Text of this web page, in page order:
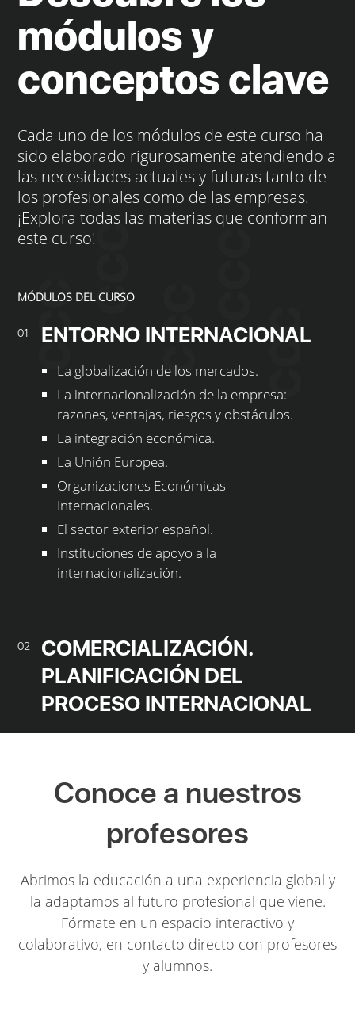
módulos y
conceptos clave
Cada uno de los módulos de este curso ha
sido elaborado rigurosamente atendiendo a
las necesidades actuales y futuras tanto de
los profesionales como de las empresas.
¡Explora todas las materias que conforman
este curso!
MÓDULOS DEL CURSO
01 ENTORNO INTERNACIONAL
La globalización de los mercados.
La internacionalización de la empresa:
razones, ventajas, riesgos y obstáculos.
La integración económica.
La Unión Europea.
Organizaciones Económicas
Internacionales.
El sector exterior español.
Instituciones de apoyo a la
internacionalización.
02
COMERCIALIZACIÓN.
PLANIFICACIÓN DEL
PROCESO INTERNACIONAL
Conoce a nuestros
profesores
Abrimos la educación a una experiencia global y
la adaptamos al futuro profesional que viene.
Fórmate en un espacio interactivo y
colaborativo, en contacto directo con profesores
y alumnos.